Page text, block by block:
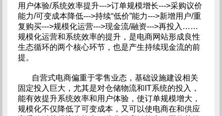
用户体验/系统效率提升--->订单规模增长--->采购议价
能力/可变成本降低--->持续“低价”能力--->新增用户/重
复购买--->规模化运营--->现金流/融资--->再投入……
规模化运营和系统效率的提升，是电商网站形成良性
生态循环的两个核心环节，也是产生持续现金流的前
提。
自营式电商偏重于零售业态，基础设施建设相关
固定投入巨大，尤其是对仓储物流和IT系统的投入，
能有效提升系统效率和用户体验，使订单规模增大，
规模化不仅降低了可变成本，又可以使电商在和供应